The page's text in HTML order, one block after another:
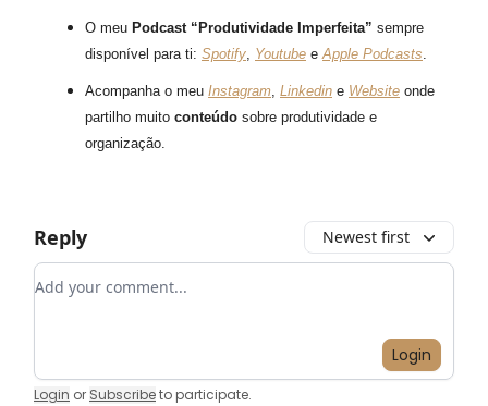
O meu Podcast “Produtividade Imperfeita” sempre
disponível para ti: Spotify, Youtube eApple Podcasts.
Acompanha o meu Instagram, Linkedin e Website onde
partilho muito conteúdo sobre produtividade e
organização.
Reply Newest first
Add your comment
Login
Login or Subscribeto participate.